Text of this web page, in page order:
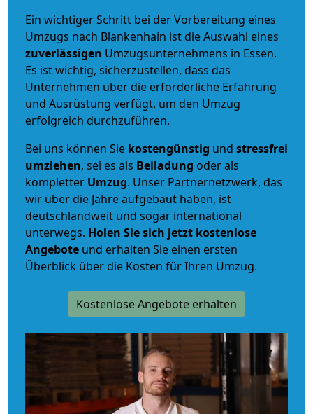
Ein wichtiger Schritt bei der Vorbereitung eines
Umzugs nach Blankenhain ist die Auswahl eines
zuverlässigen Umzugsunternehmens in Essen.
Es ist wichtig, sicherzustellen, dass das
Unternehmen über die erforderliche Erfahrung
und Ausrüstung verfügt, um den Umzug
erfolgreich durchzuführen.
Bei uns können Sie kostengünstig und stressfrei
umziehen, sei es als Beiladung oder als
kompletter Umzug. Unser Partnernetzwerk, das
wir über die Jahre aufgebaut haben, ist
deutschlandweit und sogar international
unterwegs. Holen Sie sich jetzt kostenlose
Angebote und erhalten Sie einen ersten
Überblick über die Kosten für Ihren Umzug.
Kostenlose Angebote erhalten